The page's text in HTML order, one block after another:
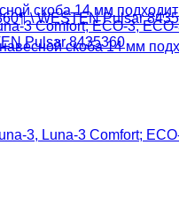
скоба 14 мм подходит
3 Comfort; ECO-3,
Pulsar 8435360